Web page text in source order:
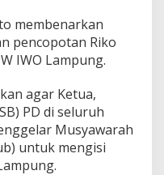
membenarkan
pencopotan Riko
IWO Lampung.
agar Ketua,
PD di seluruh
Musyawarah
untuk mengisi